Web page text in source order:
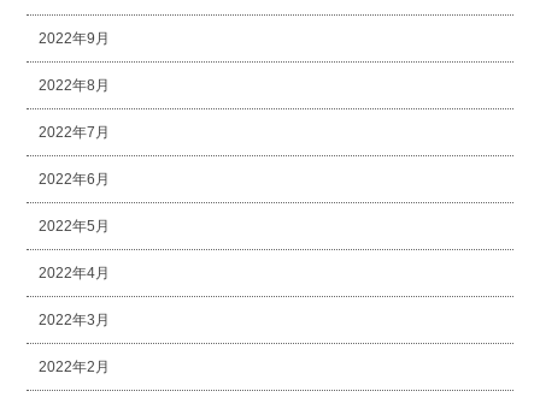
2022年9月
2022年8月
2022年7月
2022年6月
2022年5月
2022年4月
2022年3月
2022年2月